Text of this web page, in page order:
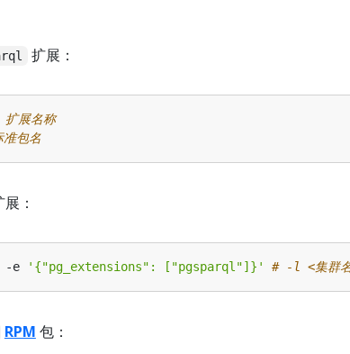
扩展：
展名称
包名
：
-e '{"pg_extensions": ["pgsparql"]}' # -l <集群
RPM 包：